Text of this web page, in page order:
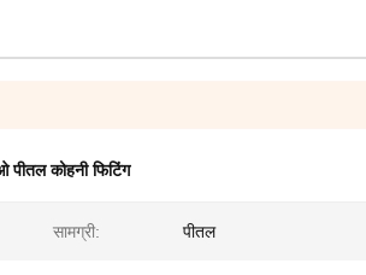
कोहनी फिटिंग
सामग्री: पीतल